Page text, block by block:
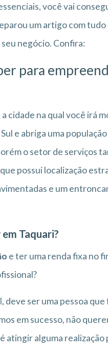
você vai
um artigo com tudo
negócio. Confira:
para
cidade na qual você irá
e abriga uma
o setor de serviços
possui localização
e um
Taquari?
e ter uma renda fixa no
deve ser uma pessoa
em sucesso, não
atingir alguma